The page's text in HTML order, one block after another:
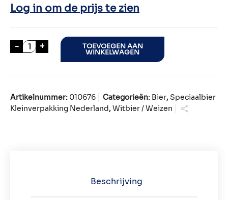
Log in om de prijs te zien
- WITTE TRAPPIST 24x33cl aantal
+ TOEVOEGEN AAN
WINKELWAGEN
Artikelnummer: 010676 Categorieën: Bier, Speciaalbier
Kleinverpakking Nederland,Witbier / Weizen
Beschrijving